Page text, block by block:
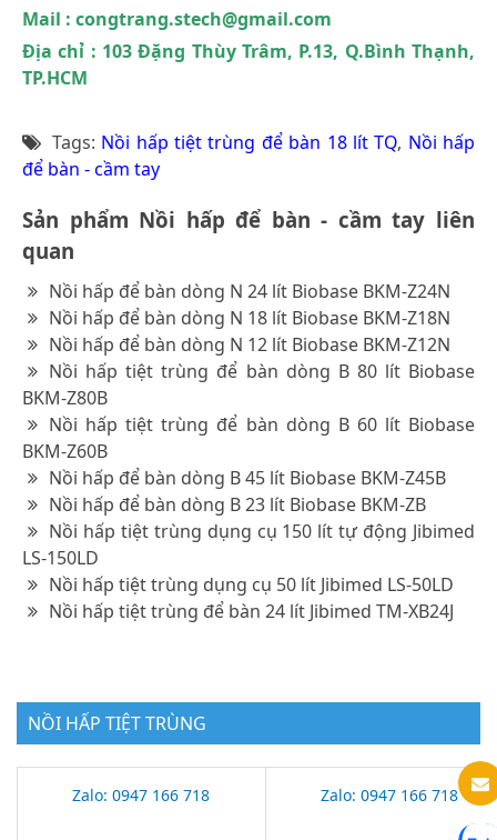
Mail : congtrang.stech@gmail.com
Địa chỉ : 103 Đặng Thùy Trâm, P.13, Q.Bình Thạnh,
TP.HCM
Tags: Nồi hấp tiệt trùng để bàn 18 lít TQ, Nồi hấp
để bàn - cầm tay
Sản phẩm Nồi hấp để bàn - cầm tay liên
quan
Nồi hấp để bàn dòng N 24 lít Biobase BKM-Z24N
Nồi hấp để bàn dòng N 18 lít Biobase BKM-Z18N
Nồi hấp để bàn dòng N 12 lít Biobase BKM-Z12N
Nồi hấp tiệt trùng để bàn dòng B 80 lít Biobase
BKM-Z80B
Nồi hấp tiệt trùng để bàn dòng B 60 lít Biobase
BKM-Z60B
Nồi hấp để bàn dòng B 45 lít Biobase BKM-Z45B
Nồi hấp để bàn dòng B 23 lít Biobase BKM-ZB
Nồi hấp tiệt trùng dụng cụ 150 lít tự động Jibimed
LS-150LD
Nồi hấp tiệt trùng dụng cụ 50 lít Jibimed LS-50LD
Nồi hấp tiệt trùng để bàn 24 lít Jibimed TM-XB24J
NỒI HẤP TIỆT TRÙNG
Zalo: 0947 166 718 Zalo: 0947 166 718